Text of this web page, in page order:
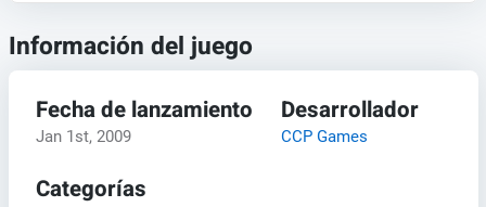
Información del juego
Fecha de lanzamiento
Jan 1st, 2009
Desarrollador
CCP Games
Categorías